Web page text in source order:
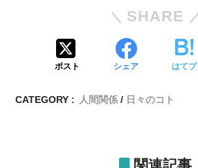
SHARE
ポスト シェア はてブ
CATEGORY : 人間関係 日々のコト